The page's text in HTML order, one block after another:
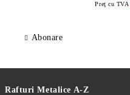
Preţ cu TVA
Abonare
Rafturi Metalice A-Z